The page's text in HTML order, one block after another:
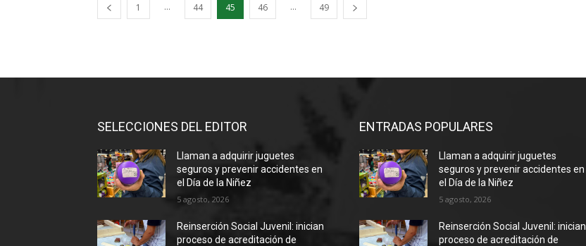
1 ... 44 45 46 ... 49
SELECCIONES DEL EDITOR
Llaman a adquirir juguetes
seguros y prevenir accidentes en
el Día de la Niñez
5 agosto, 2026
Reinserción Social Juvenil: inician
proceso de acreditación de
ENTRADAS POPULARES
Llaman a adquirir juguetes
seguros y prevenir accidentes en
el Día de la Niñez
5 agosto, 2026
Reinserción Social Juvenil: inician
proceso de acreditación de